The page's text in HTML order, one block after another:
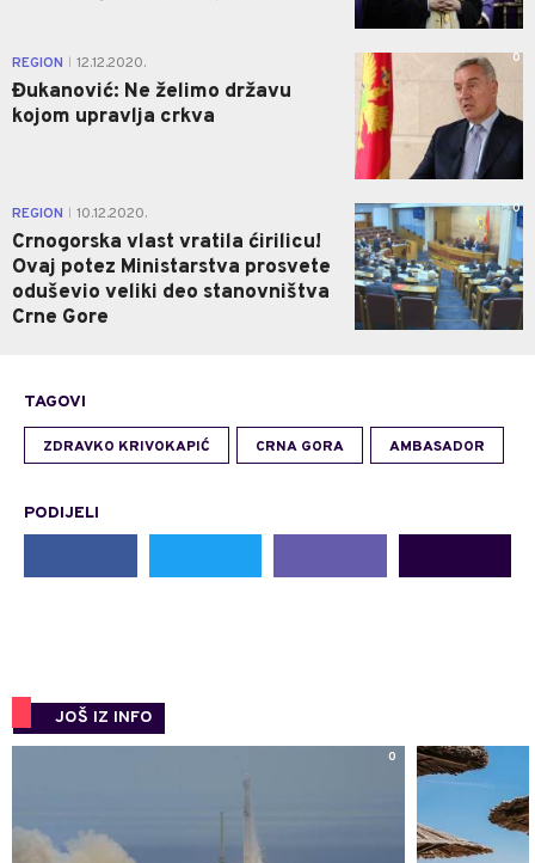
REGION 12.12.2020.
Đukanović: Ne želimo državu
kojom upravlja crkva
0
REGION 10.12.2020.
Crnogorska vlast vratila ćirilicu!
Ovaj potez Ministarstva prosvete
oduševio veliki deo stanovništva
Crne Gore
0
TAGOVI
ZDRAVKO KRIVOKAPIĆ CRNA GORA AMBASADOR
PODIJELI
JOŠ IZ INFO
0